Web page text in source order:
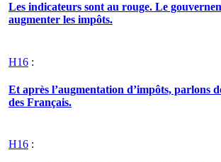
Les indicateurs sont au rouge. Le
augmenter les impôts.
H16 :
Et après l’augmentation d’impôts, parlons
des Français.
H16 :